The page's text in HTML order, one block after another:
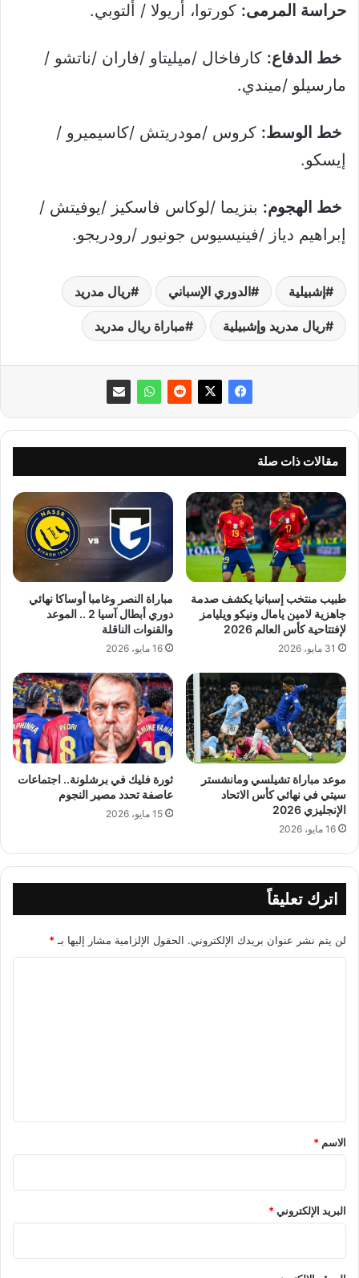
حراسة المرمى: كورتوا، أريولا / ألتوبي.
خط الدفاع: كارفاخال /ميليتاو /فاران /ناتشو /
مارسيلو /ميندي.
خط الوسط: كروس /مودريتش /كاسيميرو /
إيسكو.
خط الهجوم: بنزيما /لوكاس فاسكيز /يوفيتش /
إبراهيم دياز /فينيسيوس جونيور /رودريجو.
إشبيلية الدوري الإسباني ريال مدريد
ريال مدريد وإشبيلية مباراة ريال مدريد
مقالات ذات صلة
طبيب منتخب إسبانيا يكشف صدمة
جاهزية لامين يامال ونيكو ويليامز
لإفتتاحية كأس العالم 2026
31 مايو، 2026
مباراة النصر وغامبا أوساكا نهائي
دوري أبطال آسيا 2 .. الموعد
والقنوات الناقلة
16 مايو، 2026
موعد مباراة تشيلسي ومانشستر
سيتي في نهائي كأس الاتحاد
الإنجليزي 2026
16 مايو، 2026
ثورة فليك في برشلونة.. اجتماعات
عاصفة تحدد مصير النجوم
15 مايو، 2026
اترك تعليقاً
لن يتم نشر عنوان بريدك الإلكتروني. الحقول الإلزامية مشار إليها بـ *
*
الاسم *
البريد الإلكتروني*